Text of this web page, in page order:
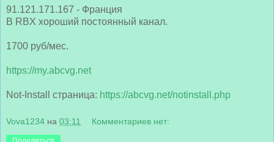
91.121.171.167 - Франция
В RBX хороший постоянный канал.
1700 руб/мес.
https://my.abcvg.net
Not-Install страница: https://abcvg.net/notinstall.php
Vova1234 на 03:11 Комментариев нет: